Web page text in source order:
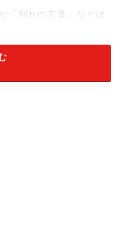
「別れの言葉」などは
い。
えずに